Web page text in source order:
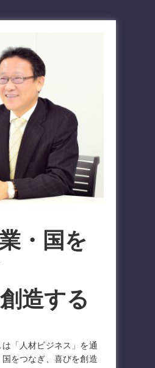
・国を
造する
「人材ビジネス」を通
国をつなぎ、喜びを創造